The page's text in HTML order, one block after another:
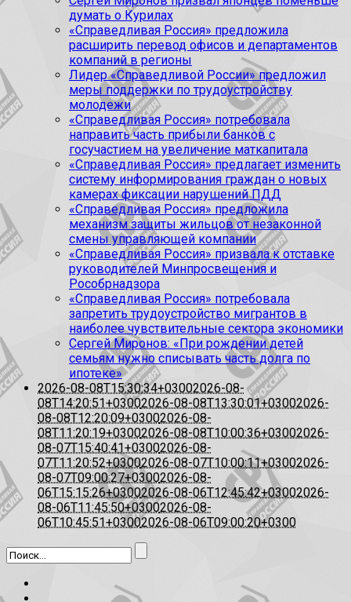
думать о Курилах
«Справедливая Россия» предложила
расширить перевод офисов и департаментов
компаний в регионы
Лидер «Справедливой России» предложил
меры поддержки по трудоустройству
молодежи
«Справедливая Россия» потребовала
направить часть прибыли банков с
госучастием на увеличение маткапитала
«Справедливая Россия» предлагает изменить
систему информирования граждан о новых
камерах фиксации нарушений ПДД
«Справедливая Россия» предложила
механизм защиты жильцов от незаконной
смены управляющей компании
«Справедливая Россия» призвала к отставке
руководителей Минпросвещения и
Рособрнадзора
«Справедливая Россия» потребовала
запретить трудоустройство мигрантов в
наиболее чувствительные сектора экономики
Сергей Миронов: «При рождении детей
семьям нужно списывать часть долга по
ипотеке»
2026-08-08T15:30:34+03002026-08-
08T14:20:51+03002026-08-08T13:30:01+03002026-
08-08T12:20:09+03002026-08-
08T11:20:19+03002026-08-08T10:00:36+03002026-
08-07T15:40:41+03002026-08-
07T11:20:52+03002026-08-07T10:00:11+03002026-
08-07T09:00:27+03002026-08-
06T15:15:26+03002026-08-06T12:45:42+03002026-
08-06T11:45:50+03002026-08-
06T10:45:51+03002026-08-06T09:00:20+0300